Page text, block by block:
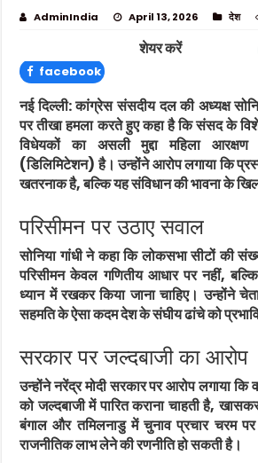
AdminIndia April 13, 2026 देश
शेयर करें
facebook
नई दिल्ली:कांग्रेस संसदीय दल की अध्यक्ष
पर तीखा हमला करते हुए कहा है कि संसद के
विधेयकों का असली मुद्दा महिला आरक्षण
(डिलिमिटेशन) है। उन्होंने आरोप लगाया कि
खतरनाक है, बल्कि यह संविधान की भावना के
परिसीमन पर उठाए सवाल
सोनिया गांधी ने कहा कि लोकसभा सीटों की
परिसीमन केवल गणितीय आधार पर नहीं,
ध्यान में रखकर किया जाना चाहिए। उन्होंने
सहमति के ऐसा कदम देश के संघीय ढांचे को
सरकार पर जल्दबाजी का आरोप
उन्होंनेनरेंद्र मोदीसरकार पर आरोप लगाया कि
को जल्दबाजी में पारित कराना चाहती है,
बंगालऔरतमिलनाडुमें चुनाव प्रचार चरम
राजनीतिक लाभ लेने की रणनीति हो सकती है।